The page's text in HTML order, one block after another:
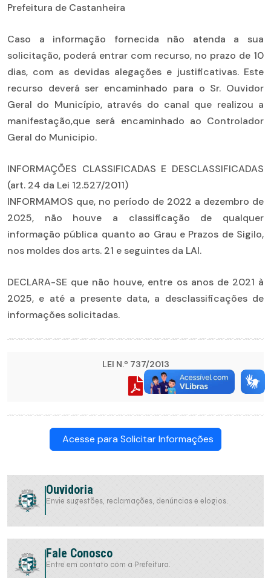
Prefeitura de Castanheira
Caso a informação fornecida não atenda a sua
solicitação, poderá entrar com recurso, no prazo de 10
dias, com as devidas alegações e justificativas. Este
recurso deverá ser encaminhado para o Sr. Ouvidor
Geral do Município, através do canal que realizou a
manifestação,que será encaminhado ao Controlador
Geral do Municipio.
INFORMAÇÕES CLASSIFICADAS E DESCLASSIFICADAS
(art. 24 da Lei 12.527/2011)
INFORMAMOS que, no período de 2022 a dezembro de
2025, não houve a classificação de qualquer
informação pública quanto ao Grau e Prazos de Sigilo,
nos moldes dos arts. 21 e seguintes da LAI.
DECLARA-SE que não houve, entre os anos de 2021 à
2025, e até a presente data, a desclassificações de
informações solicitadas.
LEI N.º 737/2013
Acesse para Solicitar Informações
Ouvidoria
Envie sugestões, reclamações, denúncias e elogios.
Fale Conosco
Entre em contato com a Prefeitura.